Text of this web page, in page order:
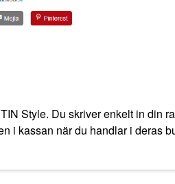
Style. Du skriver enkelt in din
i kassan när du handlar i deras